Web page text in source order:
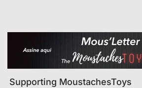
Supporting MoustachesToys